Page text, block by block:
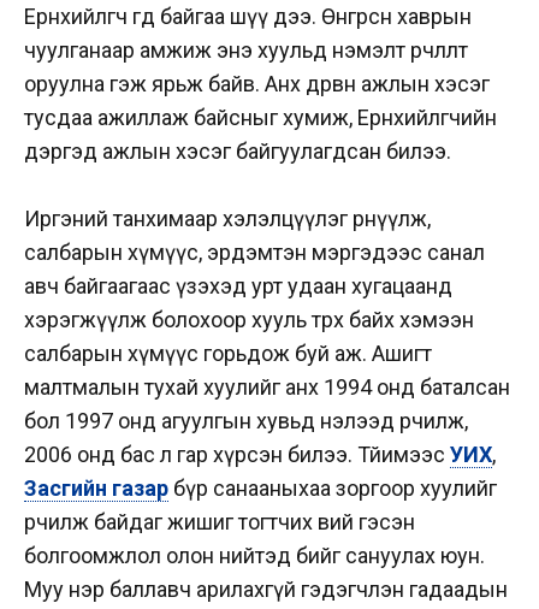
Ерөнхийлөгч өгөөд байгаа шүү дээ. Өнгөрсөн хаврын
чуулганаар амжиж энэ хуульд нэмэлт өөрчлөлт
оруулна гэж ярьж байв. Анх дөрвөн ажлын хэсэг
тусдаа ажиллаж байсныг хумиж, Ерөнхийлөгчийн
дэргэд ажлын хэсэг байгуулагдсан билээ.
Иргэний танхимаар хэлэлцүүлэг өрнүүлж,
салбарын хүмүүс, эрдэмтэн мэргэдээс санал
авч байгаагаас үзэхэд урт удаан хугацаанд
хэрэгжүүлж болохоор хууль төрөх байх хэмээн
салбарын хүмүүс горьдож буй аж. Ашигт
малтмалын тухай хуулийг анх 1994 онд баталсан
бол 1997 онд агуулгын хувьд нэлээд өөрчилж,
2006 онд бас л гар хүрсэн билээ. Тйимээс УИХ,
Засгийн газар бүр санааныхаа зоргоор хуулийг
өөрчилж байдаг жишиг тогтчих вий гэсэн
болгоомжлол олон нийтэд бийг сануулах юун.
Муу нэр баллавч арилахгүй гэдэгчлэн гадаадын